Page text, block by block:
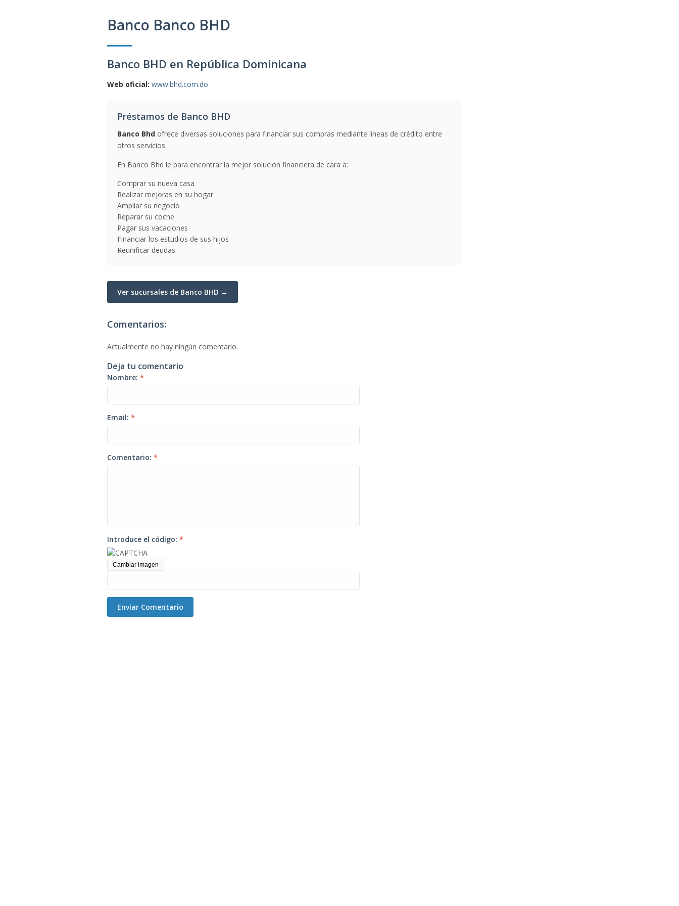
Banco Banco BHD
Banco BHD en República Dominicana
Web oficial: www.bhd.com.do
Préstamos de Banco BHD
Banco Bhd ofrece diversas soluciones para financiar sus compras mediante lineas de crédito entre
otros servicios.
En Banco Bhd le para encontrar la mejor solución financiera de cara a:
Comprar su nueva casa
Realizar mejoras en su hogar
Ampliar su negocio
Reparar su coche
Pagar sus vacaciones
Financiar los estudios de sus hijos
Reunificar deudas
Ver sucursales de Banco BHD →
Comentarios:
Actualmente no hay ningún comentario.
Deja tu comentario
Nombre: *
Email: *
Comentario: *
Introduce el código: *
Cambiar imagen
Enviar Comentario